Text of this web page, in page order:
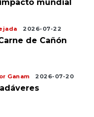
mundial
2026-07-22
de Cañón
Ganam 2026-07-20